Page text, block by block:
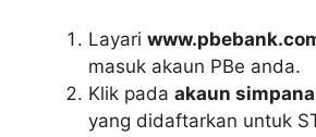
Layari
masuk akaun PBe anda.
Klik pada akaun
yang didaftarkan untuk